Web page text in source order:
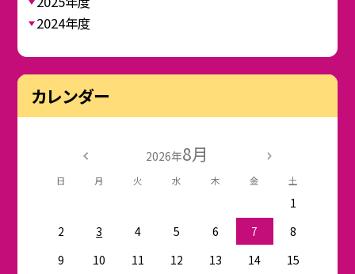
2024年度
カレンダー
2026年8月
日 月 火 水 木 金 土
1
2
3 4 5 6 7
8
9
10 11 12 13 14
15